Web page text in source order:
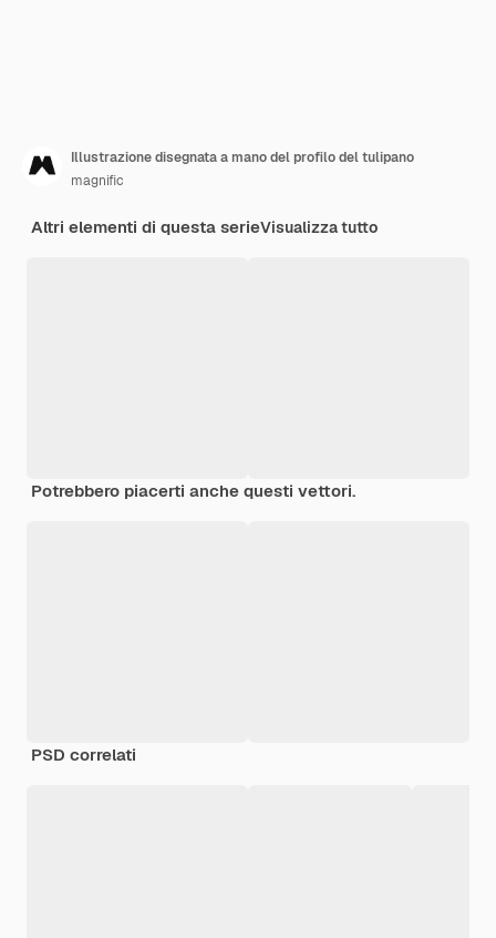
Illustrazione disegnata a mano del profilo del tulipano
magnific
Altri elementi di questa serieVisualizza tutto
Potrebbero piacerti anche questi vettori.
PSD correlati